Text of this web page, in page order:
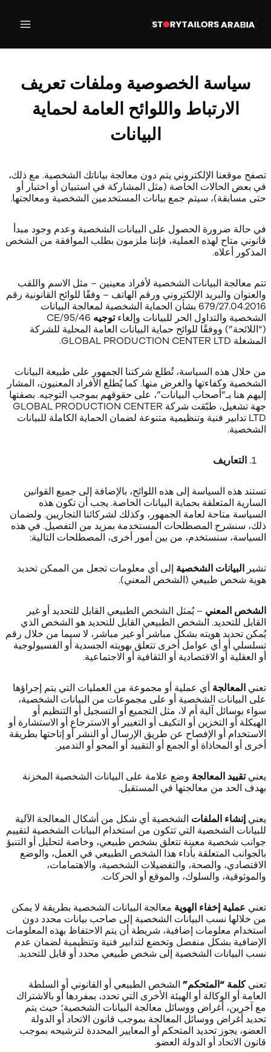
المحتوى
سياسة الخصوصية وملفات تعريف
الارتباط واللوائح العامة لحماية
البيانات
تصفح موقعنا الإلكتروني يتم دون معالجة بياناتك الشخصية. مع ذلك،
في بعض الحالات الخاصة (مثل المشاركة في استبيان أو اختبار أو
حتى مسابقة)، سيتم جمع بيانات المستخدمين الشخصية ومعالجتها.
في حالة ضرورة الحصول على البيانات الشخصية وعدم وجود مبدأ
قانوني متاح لهذه العملية، فإننا ملزمون بطلب الموافقة من الشخص
المذكور أعلاه.
تتم معالجة البيانات الشخصية لأفراد معينين – مثل الاسم واللقب
والعنوان والبريد الإلكتروني ورقم الهاتف – وفقًا للوائح القانونية رقم
679/27.04.2016 بشأن الحماية الشخصية لمعالجة البيانات
الشخصية والتداول الحر للبيانات وإلغاءتوجيه
95/46/CE
(“اللائحة”) ووفقًا للوائح حماية البيانات العامة المحلية للشركة
المشغلة GLOBAL PRODUCTION CENTER LTD.
من خلال هذه السياسة، تُطلع شركتنا الجمهور على طبيعة البيانات
الشخصية وكفاءتها والغرض منها. كما يُطلع الأفراد المعنيون، المشار
إليهم هنا بـ”أصحاب البيانات”، على حقوقهم بموجب التوجيه. بصفتها
جهة تشغيل، طبّقت شركة GLOBAL PRODUCTION CENTER
LTD تدابير فنية وتنظيمية متنوعة لضمان الحماية الكاملة للبيانات
الشخصية.
التعاريف
تستند هذه السياسة إلى هذه اللوائح، بالإضافة إلى جميع القوانين
السارية المتعلقة بحماية البيانات الخاصة. يجب أن تكون هذه
السياسة متاحة لعامة الجمهور، وكذلك لشركائنا التجاريين. ولضمان
ذلك، سنشرح المصطلحات المستخدمة بمزيد من التفصيل. في هذه
السياسة، سنستخدم، من بين أمور أخرى، المصطلحات التالية:
تشير البيانات الشخصية إلى أي معلومات تجعل من الممكن تحديد
هوية شخص طبيعي (الشخص المعني).
الشخص المعني – يُمثل الشخص الطبيعي القابل للتحديد أو غير
القابل للتحديد. الشخص الطبيعي القابل للتحديد هو الشخص الذي
يُمكن تحديد هويته بشكل مباشر أو غير مباشر، لا سيما من خلال رقم
تسلسلي أو أي عوامل أخرى تتعلق بهويته الجسدية أو الفسيولوجية
أو العقلية أو الاقتصادية أو الثقافية أو الاجتماعية.
تعني المعالجة أي عملية أو مجموعة من العمليات التي يتم إجراؤها
على البيانات الشخصية أو على مجموعات من البيانات الشخصية،
سواء بوسائل آلية أم لا، مثل التجميع أو التسجيل أو التنظيم أو
الهيكلة أو التخزين أو التكيف أو التغيير أو الاسترجاع أو الاستشارة أو
الاستخدام أو الإفصاح عن طريق الإرسال أو النشر أو إتاحتها بطريقة
أخرى أو المحاذاة أو الجمع أو التقييد أو المحو أو التدمير.
يعنيتقييد المعالجة وضع علامة على البيانات الشخصية المخزنة
بهدف الحد من معالجتها في المستقبل.
يعني إنشاء الملفات الشخصية أي شكل من أشكال المعالجة الآلية
للبيانات الشخصية التي تتكون من استخدام البيانات الشخصية لتقييم
جوانب شخصية معينة تتعلق بشخص طبيعي، وخاصة لتحليل أو التنبؤ
بالجوانب المتعلقة بأداء هذا الشخص الطبيعي في العمل، والوضع
الاقتصادي، والصحة، والتفضيلات الشخصية، والاهتمامات،
والموثوقية، والسلوك، والموقع أو الحركات.
تعني عملية إخفاء الهوية معالجة البيانات الشخصية بطريقة لا يمكن
من خلالها نسب البيانات الشخصية إلى صاحب بيانات محدد دون
استخدام معلومات إضافية، شريطة أن يتم الاحتفاظ بهذه المعلومات
الإضافية بشكل منفصل وتخضع لتدابير فنية وتنظيمية لضمان عدم
نسب البيانات الشخصية إلى شخص طبيعي محدد أو قابل للتحديد.
تعنيكلمة “المتحكم” الشخص الطبيعي أو القانوني أو السلطة
العامة أو الوكالة أو الهيئة الأخرى التي تحدد، بمفردها أو بالاشتراك
مع آخرين، أغراض ووسائل معالجة البيانات الشخصية؛ حيث يتم
تحديد أغراض ووسائل المعالجة بموجب قانون الاتحاد أو الدولة
العضو، يجوز تحديد المتحكم أو المعايير المحددة لترشيحه بموجب
قانون الاتحاد أو الدولة العضو.